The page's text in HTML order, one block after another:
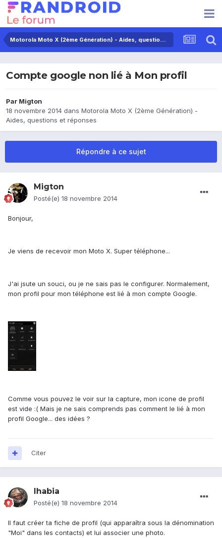
Motorola Moto X (2ème Génération) - Aides, questions et réponses
Compte google non lié à Mon profil
Par Migton
18 novembre 2014 dans Motorola Moto X (2ème Génération) -
Aides, questions et réponses
Répondre à ce sujet
Migton
Posté(e) 18 novembre 2014
Bonjour,
Je viens de recevoir mon Moto X. Super téléphone...
J'ai jsute un souci, ou je ne sais pas le configurer. Normalement,
mon profil pour mon téléphone est lié à mon compte Google.
Comme vous pouvez le voir sur la capture, mon icone de profil
est vide :( Mais je ne sais comprends pas comment le lié à mon
profil Google... des idées ?
Citer
Ihabia
Posté(e) 18 novembre 2014
Il faut créer ta fiche de profil (qui apparaîtra sous la dénomination
"Moi" dans les contacts) et lui associer une photo.